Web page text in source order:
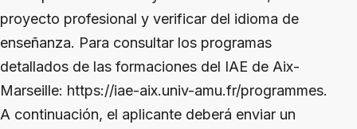
proyecto profesional y verificar del idioma de
enseñanza. Para consultar los programas
detallados de las formaciones del IAE de Aix-
Marseille: https://iae-aix.univ-amu.fr/programmes.
A continuación, el aplicante deberá enviar un